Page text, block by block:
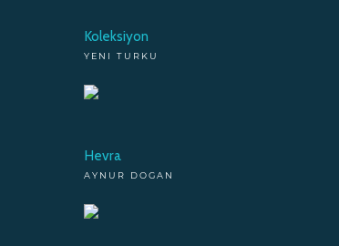
Koleksiyon
YENI TURKU
Hevra
AYNUR DOGAN